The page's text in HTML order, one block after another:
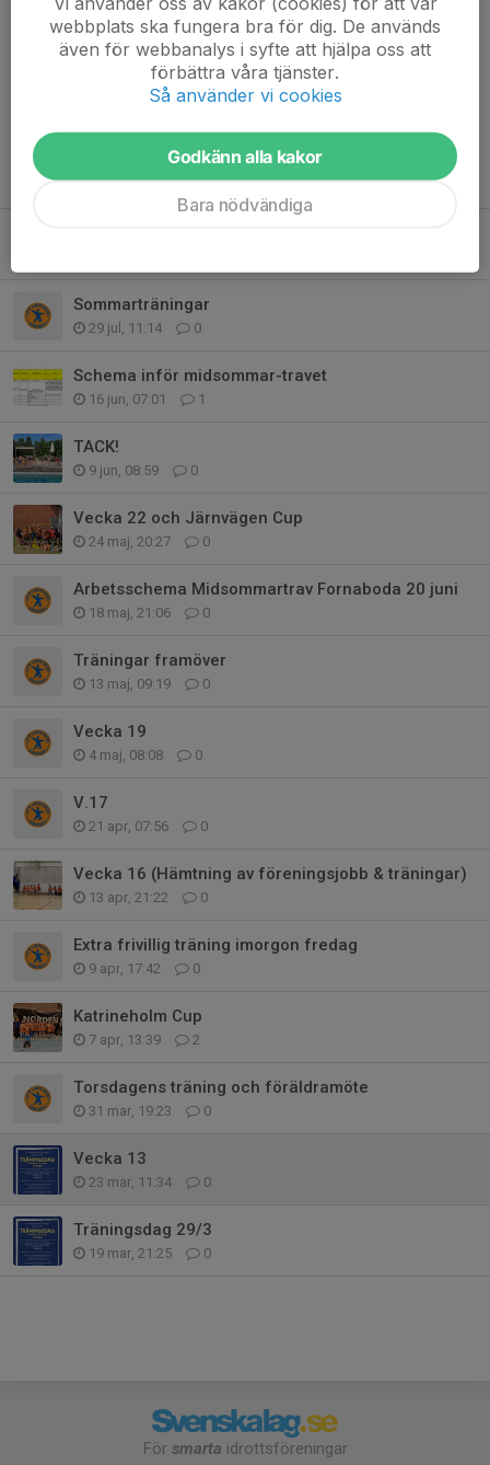
Kommentarer
Tidigare nyheter
Sommarträningar
29 jul, 11:14 0
Schema inför midsommar-travet
16 jun, 07:01 1
TACK!
9 jun, 08:59 0
Vecka 22 och Järnvägen Cup
24 maj, 20:27 0
Arbetsschema Midsommartrav Fornaboda 20 juni
18 maj, 21:06 0
Träningar framöver
13 maj, 09:19 0
Vecka 19
4 maj, 08:08 0
V.17
21 apr, 07:56 0
Vecka 16 (Hämtning av föreningsjobb & träningar)
13 apr, 21:22 0
Extra frivillig träning imorgon fredag
9 apr, 17:42 0
Katrineholm Cup
7 apr, 13:39 2
Torsdagens träning och föräldramöte
31 mar, 19:23 0
Vecka 13
23 mar, 11:34 0
Träningsdag 29/3
19 mar, 21:25 0
För smarta idrottsföreningar
webbplats ska fungera bra för dig. De används
även för webbanalys i syfte att hjälpa oss att
förbättra våra tjänster.
Så använder vi cookies
Godkänn alla kakor
Bara nödvändiga